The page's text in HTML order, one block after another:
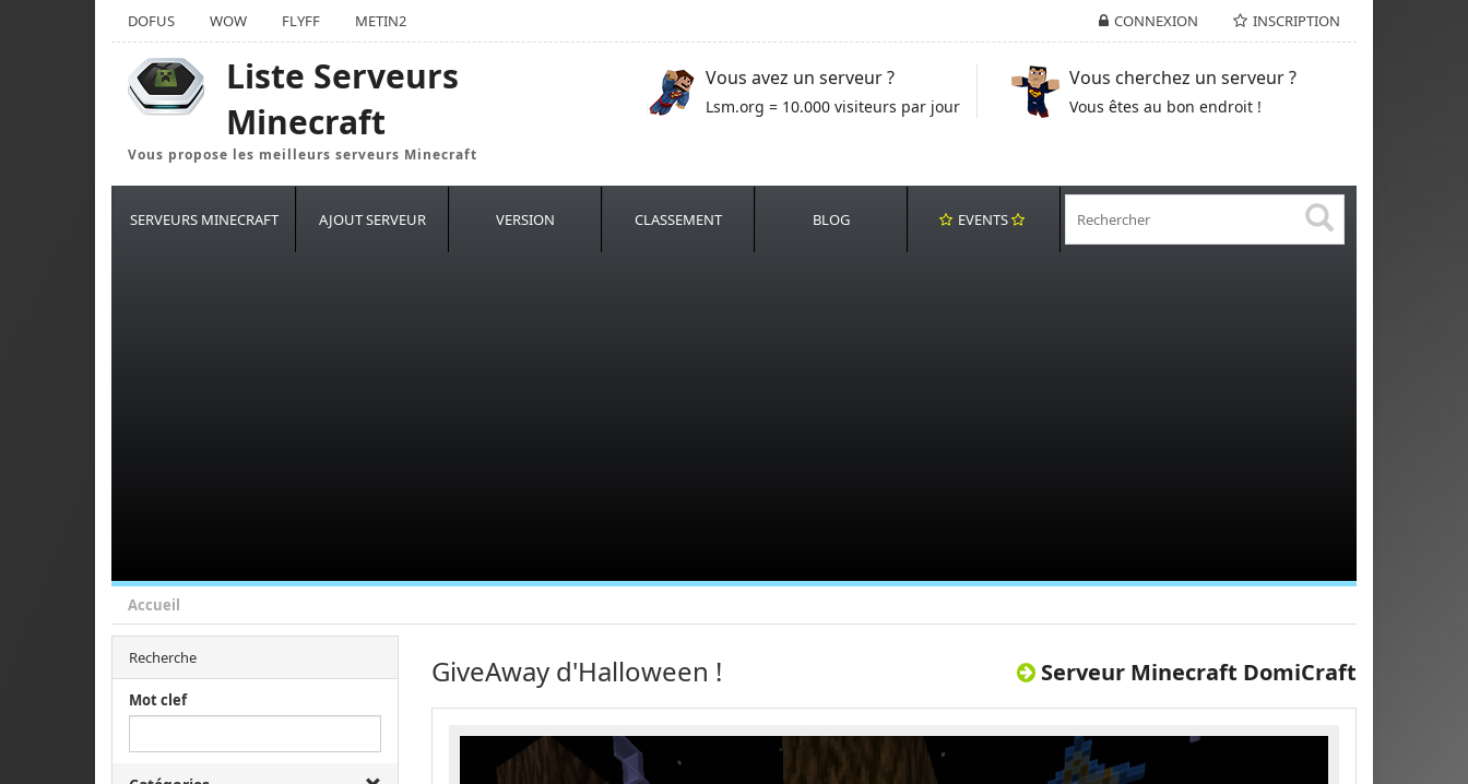
CONNEXION INSCRIPTION
DOFUS WOW FLYFF METIN2
Liste Serveurs
Minecraft
Vous propose les meilleurs serveurs Minecraft
Vous avez un serveur ?
Lsm.org = 10.000 visiteurs par jour
Vous cherchez un serveur ?
Vous êtes au bon endroit !
SERVEURS MINECRAFT AJOUT SERVEUR VERSION CLASSEMENT BLOG EVENTS
Accueil
Recherche
Mot clef
Serveur Minecraft DomiCraft
GiveAway d'Halloween !